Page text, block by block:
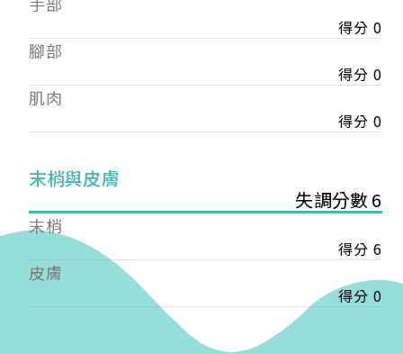
得分 0
腳部
得分 0
肌肉
得分 0
末梢與皮膚
失調分數 6
末梢
得分 6
皮膚
得分 0
會審核通過後即通知您進行繳費，繳費資訊如下
【會費】
個人會員:
入會費新臺幣1200元，於會員入會時繳納；常年會
費1200元，於每年度繳納。
費3000元，於每年度繳納。
戶名: 社團法人台灣自律神經健康培訓暨發展協會
帳號: 003-03-501566-2
銀行: (013) 國泰世華 南京東路分行